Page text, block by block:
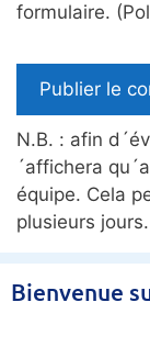
formulaire.
Bienvenue